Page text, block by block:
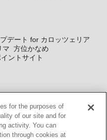
デート for カロッツェリア
マ 方位かなめ
ントサイト
WEBサイト・システム向け地
ット MapFan DB 住所確認
告 Geo-Research
for the purposes of
of our site and for
activity. You can
through cookies at